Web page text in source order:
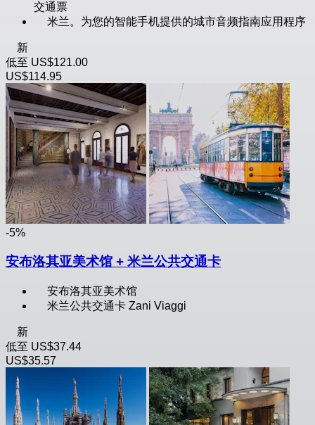
交通票
米兰。为您的智能手机提供的城市音频指南应用程序
新
低至 US$121.00
US$114.95
-5%
安布洛其亚美术馆 + 米兰公共交通卡
安布洛其亚美术馆
米兰公共交通卡 Zani Viaggi
新
低至 US$37.44
US$35.57